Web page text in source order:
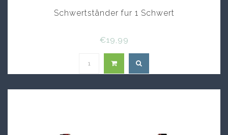
Schwertständer fur 1 Schwert
€19,99